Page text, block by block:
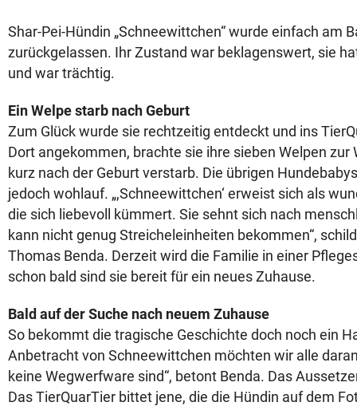
Shar-Pei-Hündin „Schneewittchen“ wurde einfach am
zurückgelassen. Ihr Zustand war beklagenswert, sie
und war trächtig.
Ein Welpe starb nach Geburt
Zum Glück wurde sie rechtzeitig entdeckt und ins
Dort angekommen, brachte sie ihre sieben Welpen zur
kurz nach der Geburt verstarb. Die übrigen
jedoch wohlauf. „,Schneewittchen‘ erweist sich als
die sich liebevoll kümmert. Sie sehnt sich nach
kann nicht genug Streicheleinheiten bekommen“,
Thomas Benda. Derzeit wird die Familie in einer
schon bald sind sie bereit für ein neues Zuhause.
Bald auf der Suche nach neuem Zuhause
So bekommt die tragische Geschichte doch noch ein
Anbetracht von Schneewittchen möchten wir alle
keine Wegwerfware sind“, betont Benda. Das
Das TierQuarTier bittet jene, die die Hündin auf dem